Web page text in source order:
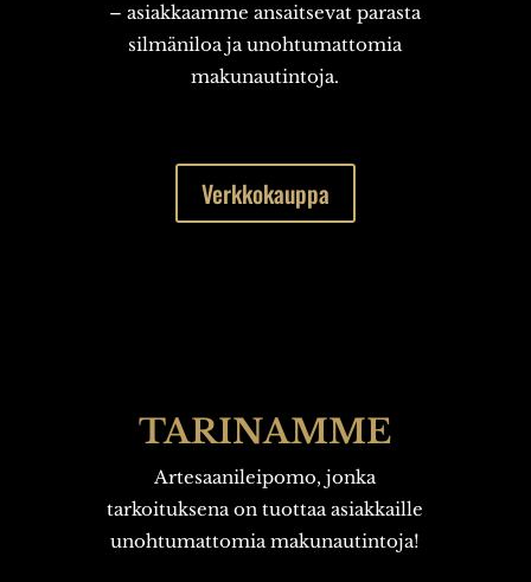
– asiakkaamme ansaitsevat parasta
silmäniloa ja unohtumattomia
makunautintoja.
Verkkokauppa
TARINAMME
Artesaanileipomo, jonka
tarkoituksena on tuottaa asiakkaille
unohtumattomia makunautintoja!